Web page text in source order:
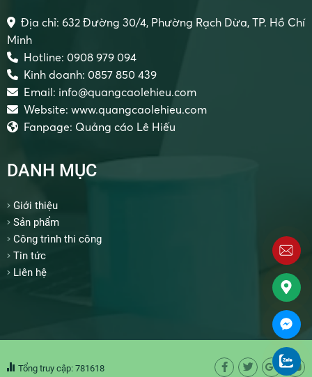
Địa chỉ: 632 Đường 30/4, Phường Rạch Dừa, TP. Hồ Chí
Minh
Hotline: 0908 979 094
Kinh doanh: 0857 850 439
Email: info@quangcaolehieu.com
Website: www.quangcaolehieu.com
Fanpage: Quảng cáo Lê Hiếu
DANH MỤC
Giới thiệu
Sản phẩm
Công trình thi công
Tin tức
Liên hệ
Tổng truy cập: 781618